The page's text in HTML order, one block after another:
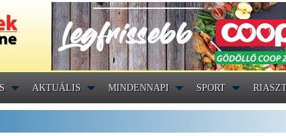
AKTUÁLIS MINDENNAPI SPORT